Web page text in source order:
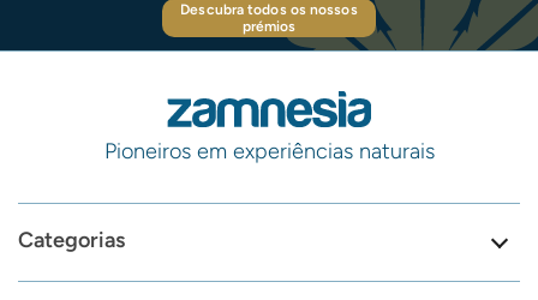
Descubra todos os nossos
prémios
Pioneiros em experiências naturais
Categorias